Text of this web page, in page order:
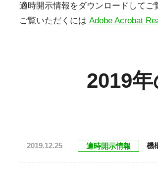
適時開示情報をダウンロードしてご
ご覧いただくには Adobe Acrobat
2019
2019.12.25 適時開示情報 機